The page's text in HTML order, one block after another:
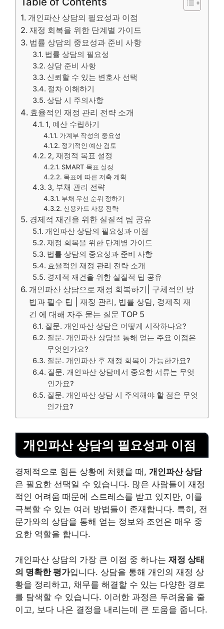
개인파산 상담의 필요성과 이점
재정 회복을 위한 단계별 가이드
법률 상담의 중요성과 준비 사항
법률 상담의 필요성
상담 준비 사항
신뢰할 수 있는 변호사 선택
절차 이해하기
상담 시 주의사항
효율적인 재정 관리 전략 소개
1, 예산 수립하기
가계부 작성의 중요성
정기적인 예산 검토
2, 재정적 목표 설정
SMART 목표 설정
목표에 따른 저축 계획
3, 부채 관리 전략
부채 우선 순위 정하기
신용카드 사용 전략
경제적 재건을 위한 실질적 팁 공유
개인파산 상담의 필요성과 이점
재정 회복을 위한 단계별 가이드
법률 상담의 중요성과 준비 사항
효율적인 재정 관리 전략 소개
경제적 재건을 위한 실질적 팁 공유
개인파산 상담으로 재정 회복하기| 구체적인 방
법과 필수 팁 | 재정 관리, 법률 상담, 경제적 재
건 에 대해 자주 묻는 질문 TOP 5
질문. 개인파산 상담은 어떻게 시작하나요?
질문. 개인파산 상담을 통해 얻는 주요 이점은
무엇인가요?
질문. 개인파산 후 재정 회복이 가능한가요?
질문. 개인파산 상담에서 중요한 서류는 무엇
인가요?
질문. 개인파산 상담 시 주의해야 할 점은 무엇
인가요?
개인파산 상담의 필요성과 이점
경제적으로 힘든 상황에 처했을 때, 개인파산 상담
은 필요한 선택일 수 있습니다. 많은 사람들이 재정
적인 어려움 때문에 스트레스를 받고 있지만, 이를
극복할 수 있는 여러 방법들이 존재합니다. 특히, 전
문가와의 상담을 통해 얻는 정보와 조언은 매우 중
요한 역할을 합니다.
개인파산 상담의 가장 큰 이점 중 하나는 재정 상태
의 명확한평가입니다. 상담을 통해 개인의 재정 상
황을 정리하고, 채무를 해결할 수 있는 다양한 경로
를 탐색할 수 있습니다. 이러한 과정은 두려움을 줄
이고, 보다 나은 결정을 내리는데 큰 도움을 줍니다.